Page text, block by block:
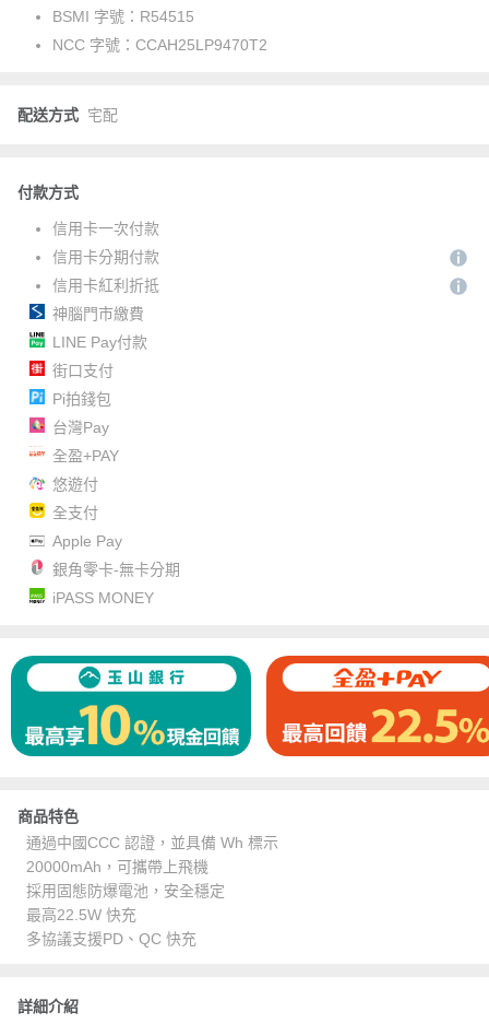
BSMI 字號： R54515
NCC 字號： CCAH25LP9470T2
配送方式 宅配
付款方式
信用卡一次付款
信用卡分期付款
信用卡紅利折抵
神腦門市繳費
LINE Pay付款
街口支付
Pi拍錢包
台灣Pay
全盈+PAY
悠遊付
全支付
Apple Pay
銀角零卡-無卡分期
iPASS MONEY
商品特色
通過中國CCC 認證，並具備 Wh 標示
20000mAh，可攜帶上飛機
採用固態防爆電池，安全穩定
最高22.5W 快充
多協議支援PD、QC 快充
詳細介紹